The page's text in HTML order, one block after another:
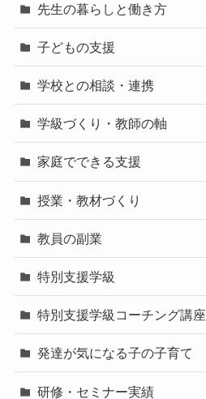
先生の暮らしと働き方
子どもの支援
学校との相談・連携
学級づくり・教師の軸
家庭でできる支援
授業・教材づくり
教員の副業
特別支援学級
特別支援学級コーチング講座
発達が気になる子の子育て
研修・セミナー実績